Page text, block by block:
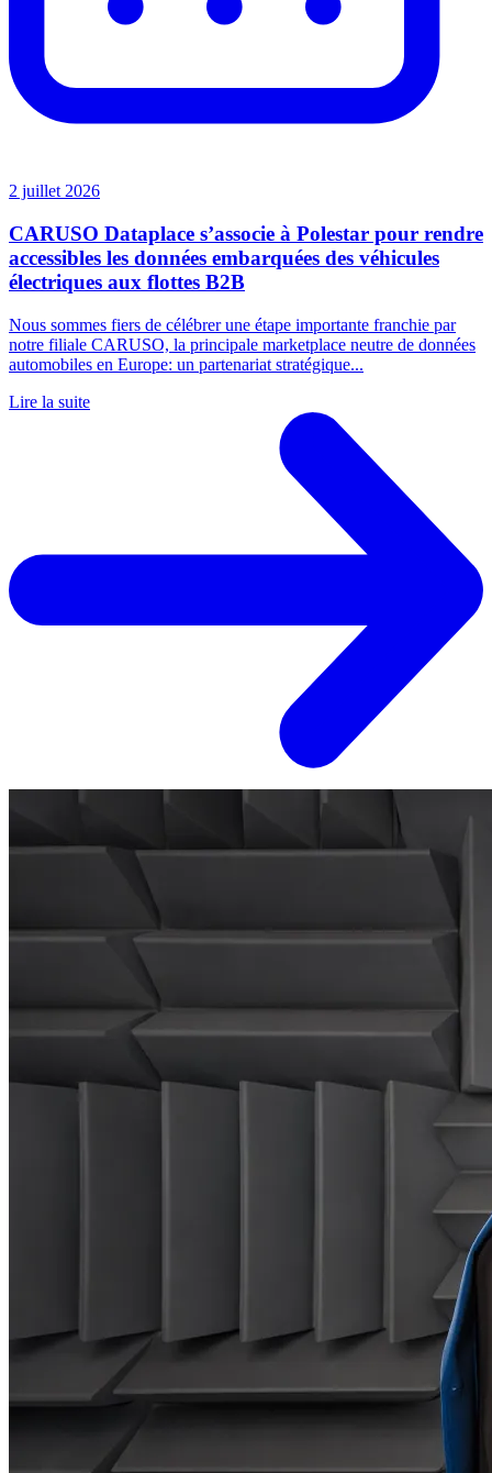
2 juillet 2026
CARUSO Dataplace s’associe à Polestar pour rendre
accessibles les données embarquées des véhicules
électriques aux flottes B2B
Nous sommes fiers de célébrer une étape importante franchie par
notre filiale CARUSO, la principale marketplace neutre de données
automobiles en Europe: un partenariat stratégique...
Lire la suite